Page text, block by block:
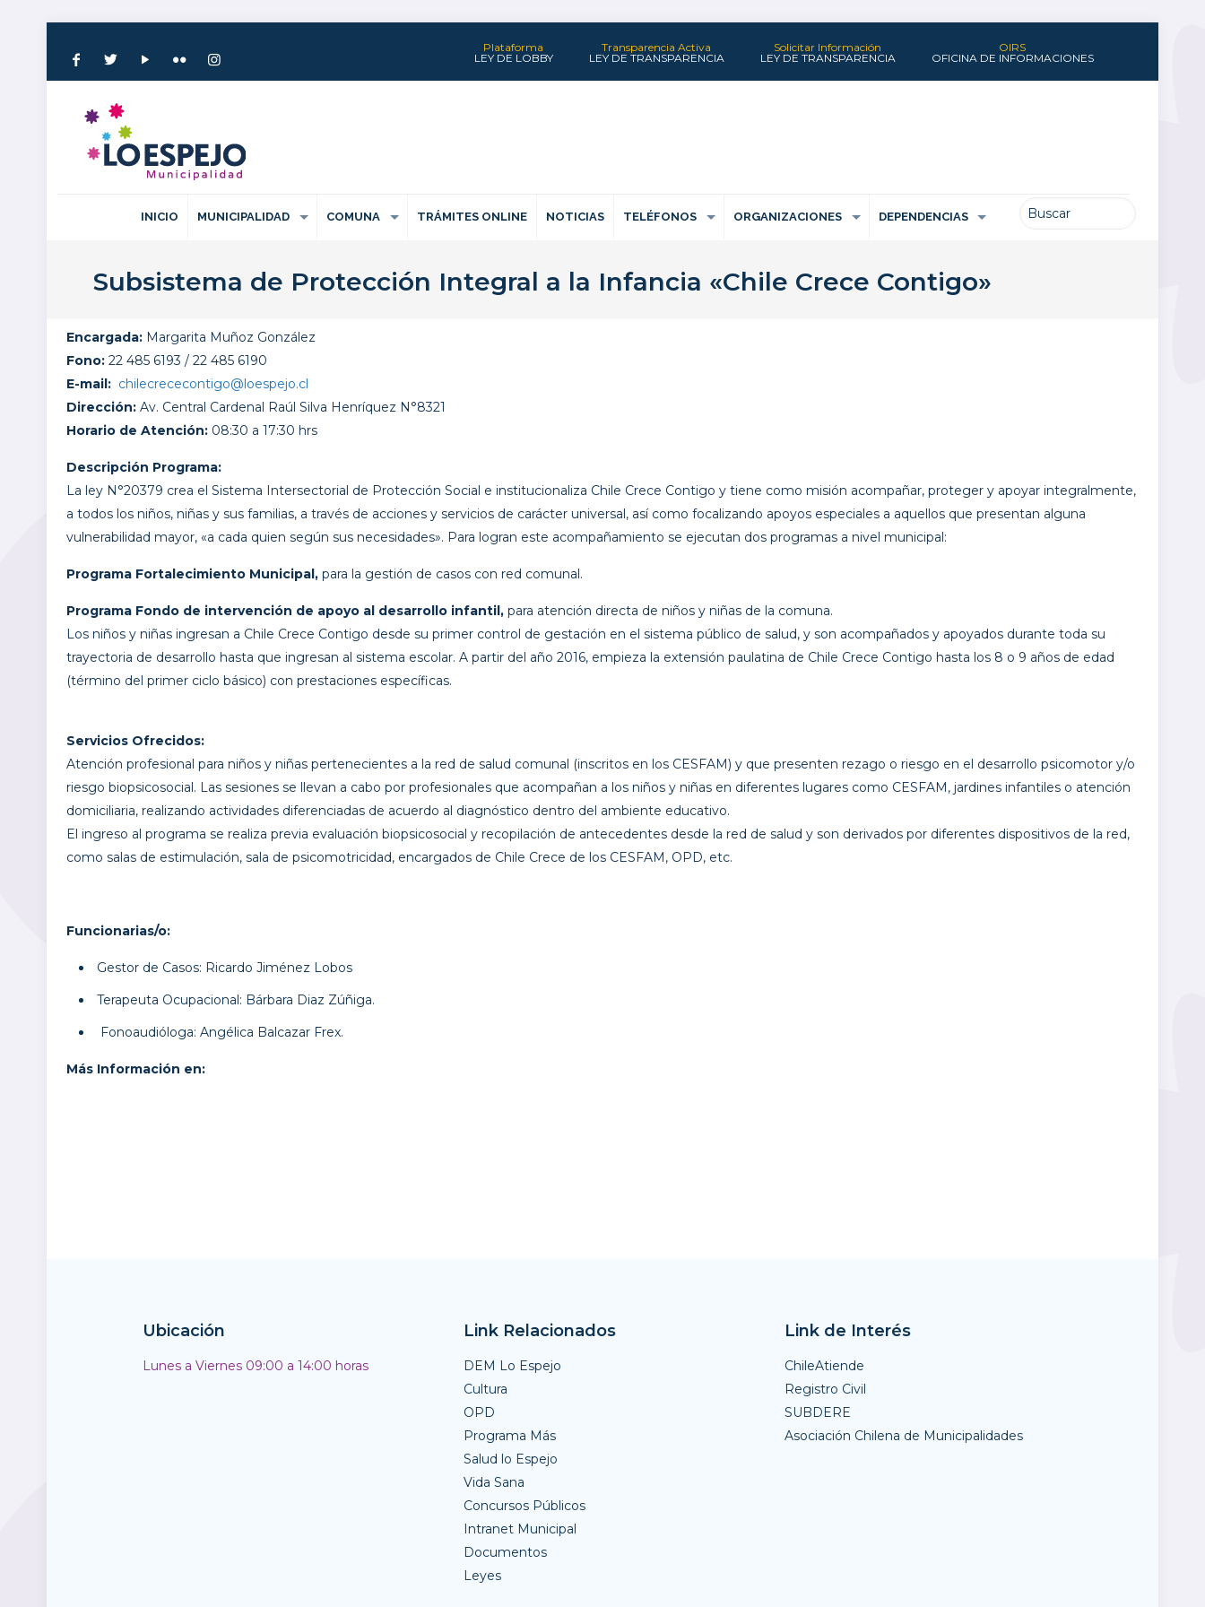
OIRS
OFICINA DE INFORMACIONES
Solicitar Información
LEY DE TRANSPARENCIA
Transparencia Activa
LEY DE TRANSPARENCIA
Plataforma
LEY DE LOBBY
INICIO MUNICIPALIDAD COMUNA TRÁMITES ONLINE NOTICIAS TELÉFONOS ORGANIZACIONES DEPENDENCIAS
Subsistema de Protección Integral a la Infancia «Chile Crece Contigo»
Encargada: Margarita Muñoz González
Fono: 22 485 6193 / 22 485 6190
E-mail: chilecrececontigo@loespejo.cl
Dirección: Av. Central Cardenal Raúl Silva Henríquez N°8321
Horario de Atención: 08:30 a 17:30 hrs
Descripción Programa:
La ley N°20379 crea el Sistema Intersectorial de Protección Social e institucionaliza Chile Crece Contigo y tiene como misión acompañar, proteger y apoyar integralmente,
a todos los niños, niñas y sus familias, a través de acciones y servicios de carácter universal, así como focalizando apoyos especiales a aquellos que presentan alguna
vulnerabilidad mayor, «a cada quien según sus necesidades». Para logran este acompañamiento se ejecutan dos programas a nivel municipal:
Programa Fortalecimiento Municipal,para la gestión de casos con red comunal.
Programa Fondo de intervención de apoyo al desarrollo infantil, para atención directa de niños y niñas de la comuna.
Los niños y niñas ingresan a Chile Crece Contigo desde su primer control de gestación en el sistema público de salud, y son acompañados y apoyados durante toda su
trayectoria de desarrollo hasta que ingresan al sistema escolar. A partir del año 2016, empieza la extensión paulatina de Chile Crece Contigo hasta los 8 o 9 años de edad
(término del primer ciclo básico) con prestaciones específicas.
Servicios Ofrecidos:
Atención profesional para niños y niñas pertenecientes a la red de salud comunal (inscritos en los CESFAM) y que presenten rezago o riesgo en el desarrollo psicomotor y/o
riesgo biopsicosocial. Las sesiones se llevan a cabo por profesionales que acompañan a los niños y niñas en diferentes lugares como CESFAM, jardines infantiles o atención
domiciliaria, realizando actividades diferenciadas de acuerdo al diagnóstico dentro del ambiente educativo.
El ingreso al programa se realiza previa evaluación biopsicosocial y recopilación de antecedentes desde la red de salud y son derivados por diferentes dispositivos de la red,
como salas de estimulación, sala de psicomotricidad, encargados de Chile Crece de los CESFAM, OPD, etc.
Funcionarias/o:
Gestor de Casos: Ricardo Jiménez Lobos
Terapeuta Ocupacional: Bárbara Diaz Zúñiga.
Fonoaudióloga: Angélica Balcazar Frex.
Más Información en:
Ubicación
Lunes a Viernes 09:00 a 14:00 horas
Link Relacionados
DEM Lo Espejo
Cultura
OPD
Programa Más
Salud lo Espejo
Vida Sana
Concursos Públicos
Intranet Municipal
Documentos
Leyes
Link de Interés
ChileAtiende
Registro Civil
SUBDERE
Asociación Chilena de Municipalidades